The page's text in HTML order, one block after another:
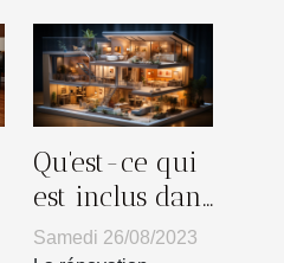
Qu'est-ce qui
est inclus dans
la rénovation
Samedi 26/08/2023